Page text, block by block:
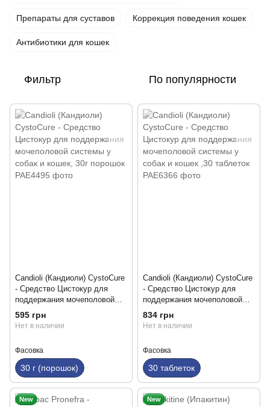
Препараты для суставов Коррекция поведения кошек
Антибиотики для кошек
Фильтр По популярности
Candioli (Кандиоли) CystoCure
- Средство Цистокур для
поддержания мочеполовой
системы у собак и кошек, 30г
порошок
595 грн
Нет в наличии
Фасовка
30 г (порошок)
Candioli (Кандиоли) CystoCure
- Средство Цистокур для
поддержания мочеполовой
системы у собак и кошек ,30
таблеток
834 грн
Нет в наличии
Фасовка
30 таблеток
New New